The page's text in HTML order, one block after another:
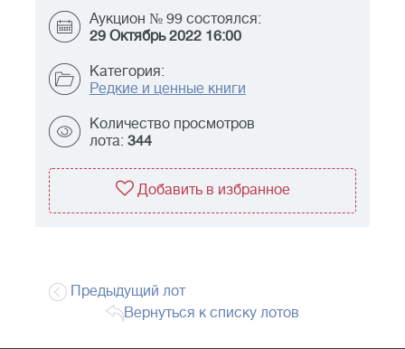
Аукцион № 99 состоялся:
29 Октябрь 2022 16:00
Категория:
Редкие и ценные книги
Количество просмотров
лота: 344
Добавить в избранное
Предыдущий лот
Вернуться к списку лотов